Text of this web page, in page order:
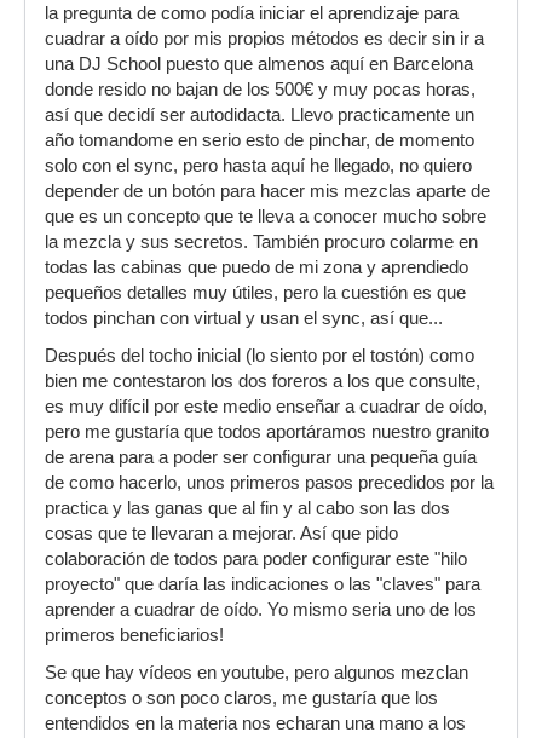
la pregunta de como podía iniciar el aprendizaje para
cuadrar a oído por mis propios métodos es decir sin ir a
una DJ School puesto que almenos aquí en Barcelona
donde resido no bajan de los 500€ y muy pocas horas,
así que decidí ser autodidacta. Llevo practicamente un
año tomandome en serio esto de pinchar, de momento
solo con el sync, pero hasta aquí he llegado, no quiero
depender de un botón para hacer mis mezclas aparte de
que es un concepto que te lleva a conocer mucho sobre
la mezcla y sus secretos. También procuro colarme en
todas las cabinas que puedo de mi zona y aprendiedo
pequeños detalles muy útiles, pero la cuestión es que
todos pinchan con virtual y usan el sync, así que...
Después del tocho inicial (lo siento por el tostón) como
bien me contestaron los dos foreros a los que consulte,
es muy difícil por este medio enseñar a cuadrar de oído,
pero me gustaría que todos aportáramos nuestro granito
de arena para a poder ser configurar una pequeña guía
de como hacerlo, unos primeros pasos precedidos por la
practica y las ganas que al fin y al cabo son las dos
cosas que te llevaran a mejorar. Así que pido
colaboración de todos para poder configurar este "hilo
proyecto" que daría las indicaciones o las "claves" para
aprender a cuadrar de oído. Yo mismo seria uno de los
primeros beneficiarios!
Se que hay vídeos en youtube, pero algunos mezclan
conceptos o son poco claros, me gustaría que los
entendidos en la materia nos echaran una mano a los